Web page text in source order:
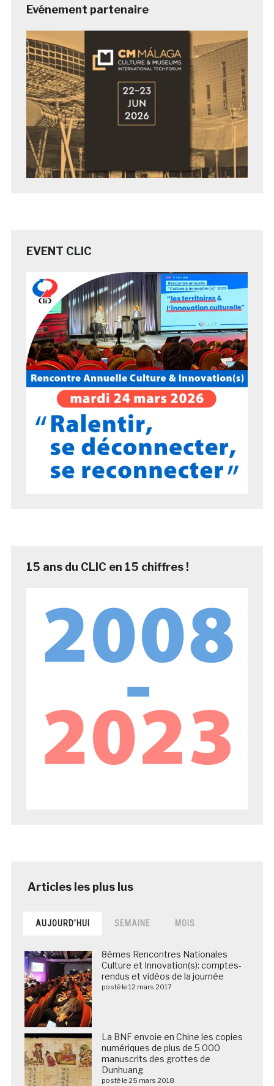
Evénement partenaire
EVENT CLIC
15 ans du CLIC en 15 chiffres !
AUJOURD’HUI SEMAINE MOIS
8èmes Rencontres Nationales
Culture et Innovation(s): comptes-
rendus et vidéos de la journée
posté le 12 mars 2017
La BNF envoie en Chine les copies
numériques de plus de 5 000
manuscrits des grottes de
Dunhuang
posté le 25 mars 2018